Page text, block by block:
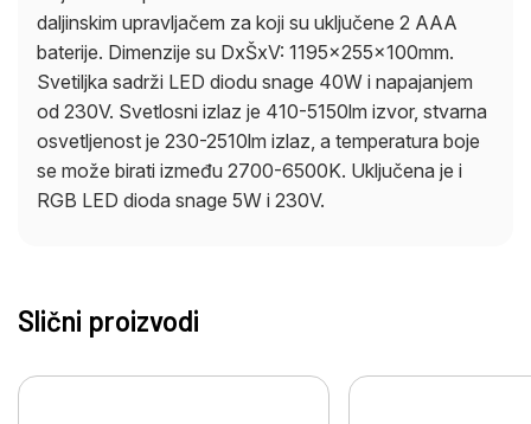
daljinskim upravljačem za koji su uključene 2 AAA
baterije. Dimenzije su DxŠxV: 1195x255x100mm.
Svetiljka sadrži LED diodu snage 40W i napajanjem
od 230V. Svetlosni izlaz je 410-5150lm izvor, stvarna
osvetljenost je 230-2510lm izlaz, a temperatura boje
se može birati između 2700-6500K. Uključena je i
RGB LED dioda snage 5W i 230V.
Slični proizvodi